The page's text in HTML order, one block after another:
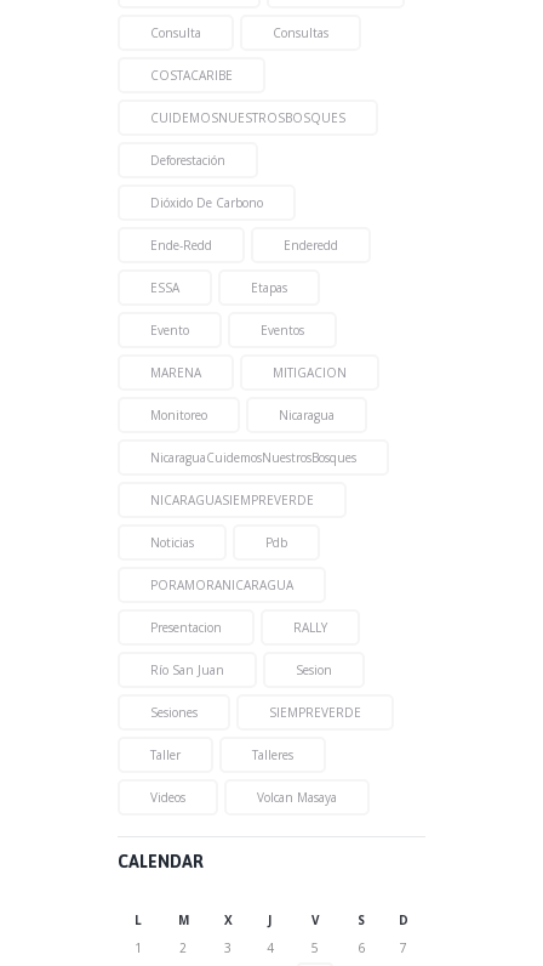
Consulta Consultas
COSTACARIBE
CUIDEMOSNUESTROSBOSQUES
Deforestación
Dióxido De Carbono
Ende-Redd Enderedd
ESSA Etapas
Evento Eventos
MARENA MITIGACION
Monitoreo Nicaragua
NicaraguaCuidemosNuestrosBosques
NICARAGUASIEMPREVERDE
Noticias Pdb
PORAMORANICARAGUA
Presentacion RALLY
Río San Juan Sesion
Sesiones SIEMPREVERDE
Taller Talleres
Videos Volcan Masaya
CALENDAR
L M X J V S D
1 2 3 4 5 6
7